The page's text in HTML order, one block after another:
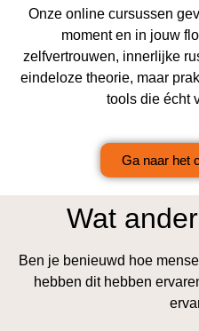
Onze online cursussen
moment en in jouw
zelfvertrouwen, innerlijke
eindeloze theorie, maar
tools die écht
Ga naar het
Wat
Ben je benieuwd hoe
hebben dit hebben